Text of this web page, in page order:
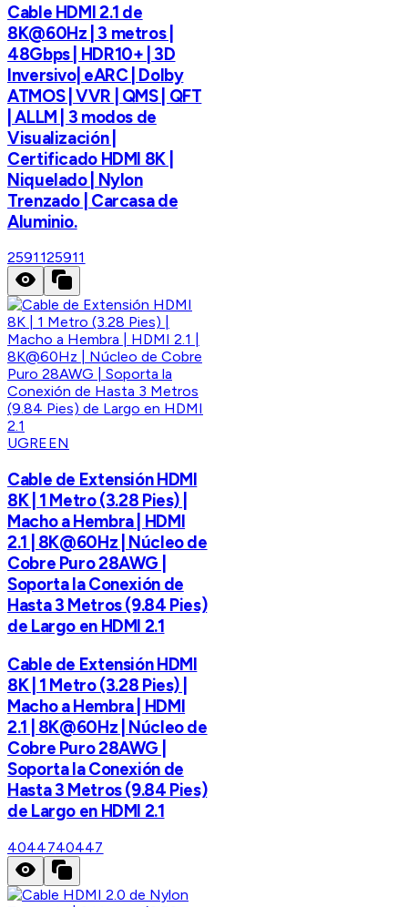
Cable HDMI 2.1 de
8K@60Hz | 3 metros |
48Gbps | HDR10+ | 3D
Inversivo| eARC | Dolby
ATMOS | VVR | QMS | QFT
| ALLM | 3 modos de
Visualización |
Certificado HDMI 8K |
Niquelado | Nylon
Trenzado | Carcasa de
Aluminio.
2591125911
UGREEN
Cable de Extensión HDMI
8K | 1 Metro (3.28 Pies) |
Macho a Hembra | HDMI
2.1 | 8K@60Hz | Núcleo de
Cobre Puro 28AWG |
Soporta la Conexión de
Hasta 3 Metros (9.84 Pies)
de Largo en HDMI 2.1
Cable de Extensión HDMI
8K | 1 Metro (3.28 Pies) |
Macho a Hembra | HDMI
2.1 | 8K@60Hz | Núcleo de
Cobre Puro 28AWG |
Soporta la Conexión de
Hasta 3 Metros (9.84 Pies)
de Largo en HDMI 2.1
4044740447